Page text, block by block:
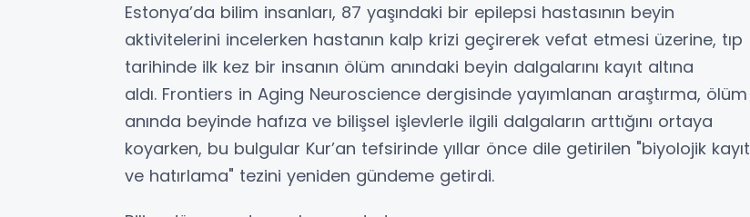
Estonya’da bilim insanları, 87 yaşındaki bir epilepsi hastasının beyin
aktivitelerini incelerken hastanın kalp krizi geçirerek vefat etmesi üzerine, tıp
tarihinde ilk kez bir insanın ölüm anındaki beyin dalgalarını kayıt altına
aldı. Frontiers in Aging Neuroscience dergisinde yayımlanan araştırma, ölüm
anında beyinde hafıza ve bilişsel işlevlerle ilgili dalgaların arttığını ortaya
koyarken, bu bulgular Kur’an tefsirinde yıllar önce dile getirilen "biyolojik kayıt
ve hatırlama" tezini yeniden gündeme getirdi.